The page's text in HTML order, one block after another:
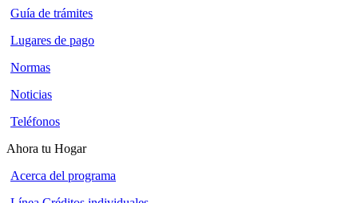
Guía de trámites
Lugares de pago
Normas
Noticias
Teléfonos
Ahora tu Hogar
Acerca del programa